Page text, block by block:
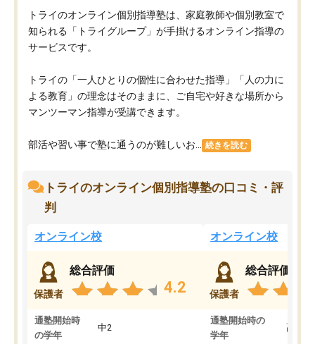
トライのオンライン個別指導塾は、家庭教師や個別教室で
知られる「トライグループ」が手掛けるオンライン指導の
サービスです。
トライの「一人ひとりの個性に合わせた指導」「人の力に
よる教育」の理念はそのままに、ご自宅や好きな場所から
マンツーマン指導が受講できます。
部活や習い事で塾に通うのが難しいお... 続きを読む
トライのオンライン個別指導塾の口コミ・評
判
オンライン校
保護者
総合評価
4.2
通塾開始時
の学年
中2
オンライン校
保護者
総合評価
通塾開始時の
学年
高3